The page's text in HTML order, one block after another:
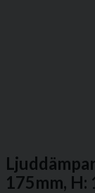
175mm, H: